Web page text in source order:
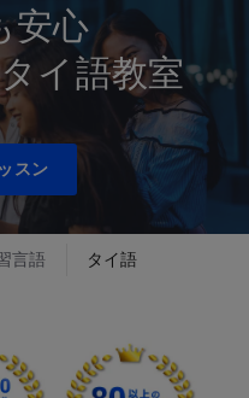
安心
イ語教室
スン
言語 タイ語